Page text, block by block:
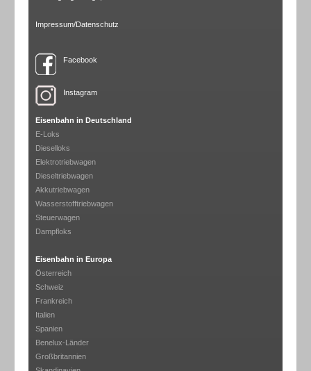
Impressum/Datenschutz
Facebook
Instagram
Eisenbahn in Deutschland
E-Loks
Dieselloks
Elektrotriebwagen
Dieseltriebwagen
Akkutriebwagen
Wasserstofftriebwagen
Steuerwagen
Dampfloks
Eisenbahn in Europa
Österreich
Schweiz
Frankreich
Italien
Spanien
Benelux-Länder
Großbritannien